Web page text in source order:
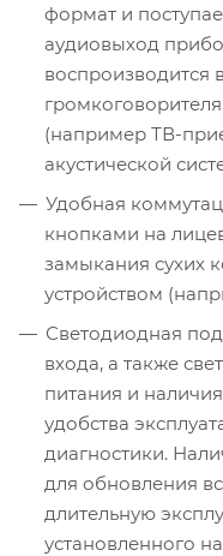
формат и
аудиовыход
(например ТВ-
акустической
Удобная
кнопками на
замыкания сухих
устройством
Светодиодная
входа, а также
питания и
удобства
диагностики.
для обновления
длительную
установленного